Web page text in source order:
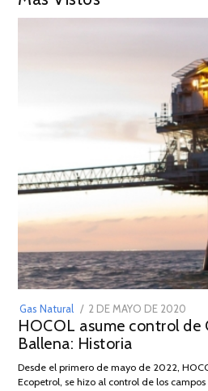
Gas Natural
POSTED
ON
2 DE MAYO DE 2020
DE
HOCOL asume control de
Ballena: Historia
Desde el primero de mayo de 2022,
Ecopetrol, se hizo al control de los campos